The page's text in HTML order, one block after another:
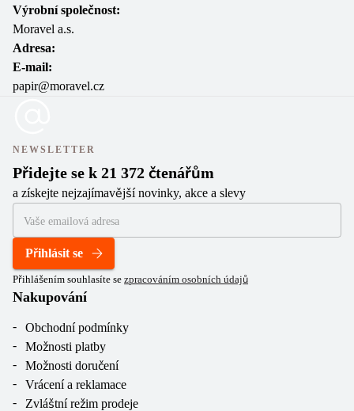
Výrobní společnost:
Moravel a.s.
Adresa:
E-mail:
papir@moravel.cz
NEWSLETTER
Přidejte se k 21 372 čtenářům
a získejte nejzajímavější novinky, akce a slevy
Přihlásit se
Přihlášením souhlasíte se zpracováním osobních údajů
Nakupování
Obchodní podmínky
Možnosti platby
Možnosti doručení
Vrácení a reklamace
Zvláštní režim prodeje